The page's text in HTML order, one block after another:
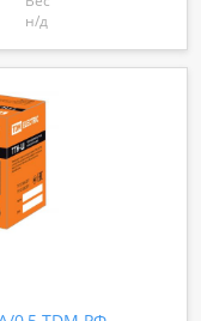
н/д